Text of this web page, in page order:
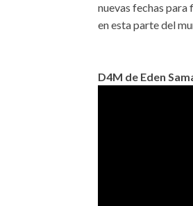
nuevas fechas para
en esta parte del
D4M de Eden